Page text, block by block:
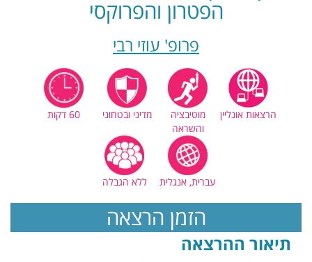
הפטרון והפרוקסי
פרופ' עוזי רבי
הרצאות אונליין
מוטיבציה
והשראה
מדיני ובטחוני 60 דקות
עברית, אנגלית ללא הגבלה
הזמן הרצאה
תיאור ההרצאה